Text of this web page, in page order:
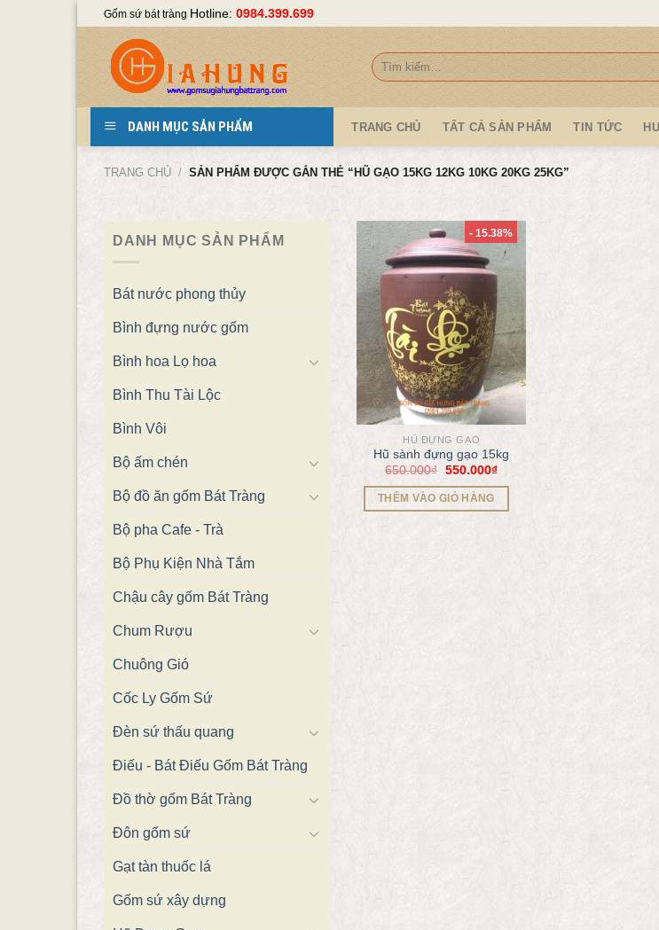
Skip
content
Gốm sứ bát tràng Hotline: 0984.399.699
Tìm
kiếm:
DANH MỤC SẢN PHẨM TRANG CHỦ TẤT CẢ SẢN PHẨM TIN TỨC
TRANG CHỦ / SẢN PHẨM ĐƯỢC GẮN THẺ “HŨ GẠO 15KG 12KG 10KG 20KG 25KG”
DANH MỤC SẢN PHẨM
Bát nước phong thủy
Bình đựng nước gốm
Bình hoa Lọ hoa
Bình Thu Tài Lộc
Bình Vôi
Bộ ấm chén
Bộ đồ ăn gốm Bát Tràng
Bộ pha Cafe - Trà
Bộ Phụ Kiện Nhà Tắm
Chậu cây gốm Bát Tràng
Chum Rượu
Chuông Gió
Cốc Ly Gốm Sứ
Đèn sứ thấu quang
Điếu - Bát Điếu Gốm Bát Tràng
Đồ thờ gốm Bát Tràng
Đôn gốm sứ
Gạt tàn thuốc lá
Gốm sứ xây dựng
- 15.38%
HŨ ĐỰNG GẠO
Hũ sành đựng gạo 15kg
650.000₫ 550.000₫
THÊM VÀO GIỎ HÀNG